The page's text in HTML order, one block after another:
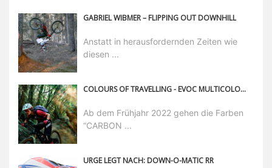
GABRIEL WIBMER – FLIPPING OUT DOWNHILL
Anstatt in herausfordernden Zeiten wie
diesen ...
COLOURS OF TRAVELLING - EVOC MULTICOLOUR EDITION 2022
Ab dem Frühjahr 2022 gehen die Farben
“CARBON ...
URGE LEGT NACH: DOWN-O-MATIC RR